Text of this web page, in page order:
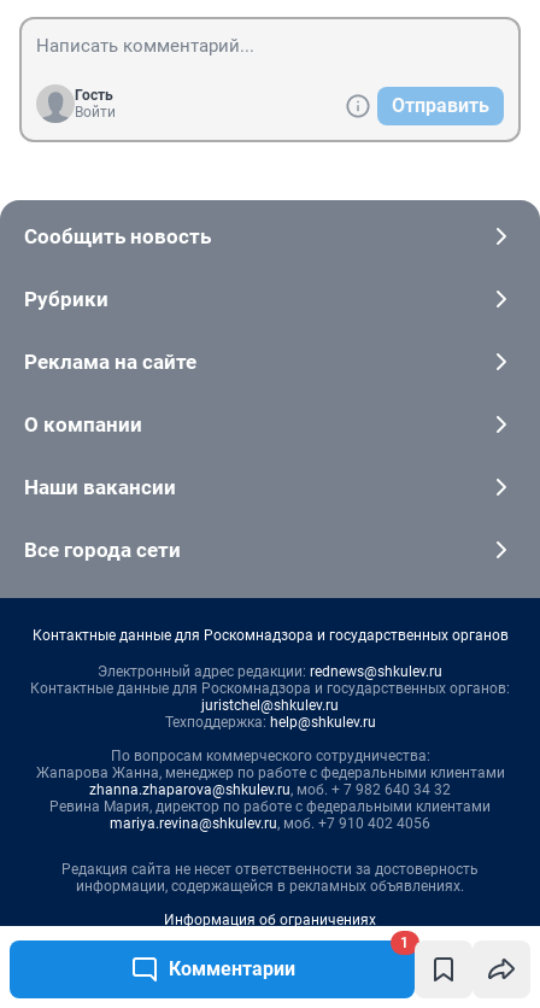
Комментарии
1
Гость
Войти
Отправить
Сообщить новость
Рубрики
Реклама на сайте
О компании
Наши вакансии
Все города сети
Контактные данные для Роскомнадзора и государственных органов
Электронный адрес редакции: rednews@shkulev.ru
Контактные данные для Роскомнадзора и государственных органов:
juristchel@shkulev.ru
Техподдержка: help@shkulev.ru
По вопросам коммерческого сотрудничества:
Жапарова Жанна, менеджер по работе с федеральными клиентами
zhanna.zhaparova@shkulev.ru, моб. + 7 982 640 34 32
Ревина Мария, директор по работе с федеральными клиентами
mariya.revina@shkulev.ru, моб. +7 910 402 4056
Редакция сайта не несет ответственности за достоверность
информации, содержащейся в рекламных объявлениях.
Информация об ограничениях
Политика использования cookies